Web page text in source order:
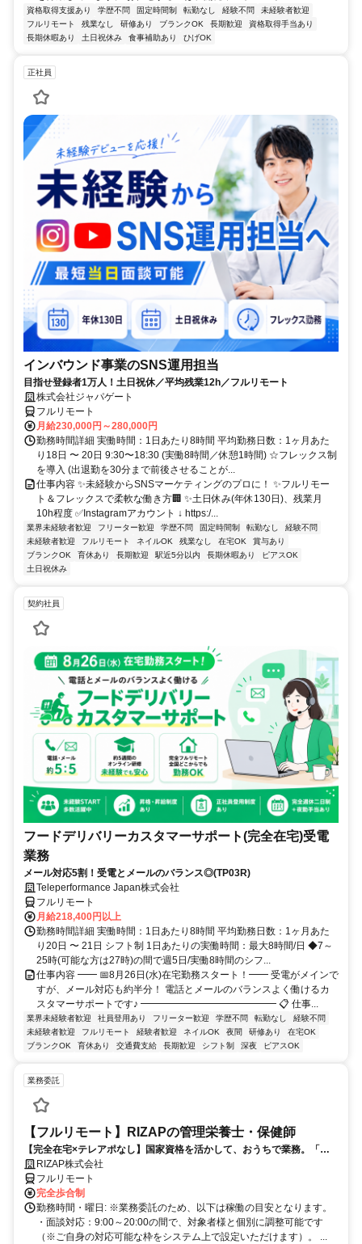
資格取得支援あり 学歴不問 固定時間制 転勤なし 経験不問
未経験者歓迎
フルリモート
残業なし 研修あり ブランクOK 長期歓迎
資格取得手当あり
長期休暇あり
土日祝休み 食事補助あり ひげOK
正社員
インバウンド事業のSNS運用担当
目指せ登録者1万人！土日祝休／平均残業12h／フルリモート
株式会社ジャパゲート
フルリモート
月給230,000円～280,000円
勤務時間詳細 実働時間：1日あたり8時間 平均勤務日数：1ヶ月あた
り18日 〜 20日 9:30〜18:30 (実働8時間／休憩1時間) ☆フレックス制
を導入 (出退勤を30分まで前後させることが...
仕事内容 ✨未経験からSNSマーケティングのプロに！ ✨フルリモー
ト＆フレックスで柔軟な働き方🏢 ✨土日休み(年休130日)、残業月
10h程度 ✅Instagramアカウント ↓ https:/...
業界未経験者歓迎 フリーター歓迎 学歴不問 固定時間制 転勤なし
経験不問
未経験者歓迎
フルリモート ネイルOK 残業なし 在宅OK
賞与あり
ブランクOK
育休あり 長期歓迎 駅近5分以内 長期休暇あり
ピアスOK
土日祝休み
契約社員
フードデリバリーカスタマーサポート(完全在宅)受電
業務
メール対応5割！受電とメールのバランス◎(TP03R)
Teleperformance Japan株式会社
フルリモート
月給218,400円以上
勤務時間詳細 実働時間：1日あたり8時間 平均勤務日数：1ヶ月あた
り20日 〜 21日 シフト制 1日あたりの実働時間：最大8時間/日 ◆7～
25時(可能な方は27時)の間で週5日/実働8時間のシフ...
仕事内容 ━━ 📅8月26日(水)在宅勤務スタート！━━ 受電がメインで
すが、メール対応も約半分！ 電話とメールのバランスよく働けるカ
スタマーサポートです♪ ━━━━━━━━━━━━━━ 📋 仕事...
業界未経験者歓迎 社員登用あり フリーター歓迎 学歴不問 転勤なし
経験不問
未経験者歓迎
フルリモート 経験者歓迎 ネイルOK 夜間 研修あり
在宅OK
ブランクOK
育休あり 交通費支給 長期歓迎 シフト制 深夜 ピアスOK
業務委託
【フルリモート】RIZAPの管理栄養士・保健師
【完全在宅×テレアポなし】国家資格を活かして、おうちで業務。「も
う一つの安心」を。主婦・Wワーカー活躍中！「平日の日中だけ」「夕
方以降の数時間だけ」など、生活リズムに合わせた時間調整が可能で
す。1件ごとの成果報酬型だから、頑張った分だけ手応えのある収入
に。充実のサポート体制で、安心の在宅ワークを始めませんか？
RIZAP株式会社
フルリモート
完全歩合制
勤務時間・曜日: ※業務委託のため、以下は稼働の目安となります。
・面談対応：9:00～20:00の間で、対象者様と個別に調整可能です
（※ご自身の対応可能な枠をシステム上で設定いただけます）。 ...